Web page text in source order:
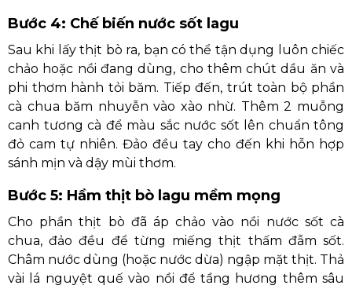
Bước 4: Chế biến nước sốt lagu
Sau khi lấy thịt bò ra, bạn có thể tận dụng luôn chiếc
chảo hoặc nồi đang dùng, cho thêm chút dầu ăn và
phi thơm hành tỏi băm. Tiếp đến, trút toàn bộ phần
cà chua băm nhuyễn vào xào nhừ. Thêm 2 muỗng
canh tương cà để màu sắc nước sốt lên chuẩn tông
đỏ cam tự nhiên. Đảo đều tay cho đến khi hỗn hợp
sánh mịn và dậy mùi thơm.
Bước 5: Hầm thịt bò lagu mềm mọng
Cho phần thịt bò đã áp chảo vào nồi nước sốt cà
chua, đảo đều để từng miếng thịt thấm đẫm sốt.
Châm nước dùng (hoặc nước dừa) ngập mặt thịt. Thả
vài lá nguyệt quế vào nồi để tầng hương thêm sâu